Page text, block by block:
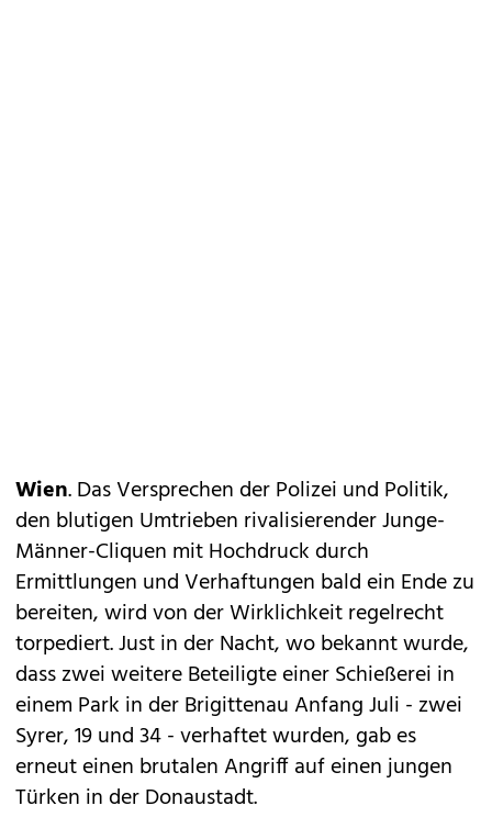
Wien. Das Versprechen der Polizei und Politik,
den blutigen Umtrieben rivalisierender Junge-
Männer-Cliquen mit Hochdruck durch
Ermittlungen und Verhaftungen bald ein Ende zu
bereiten, wird von der Wirklichkeit regelrecht
torpediert. Just in der Nacht, wo bekannt wurde,
dass zwei weitere Beteiligte einer Schießerei in
einem Park in der Brigittenau Anfang Juli - zwei
Syrer, 19 und 34 - verhaftet wurden, gab es
erneut einen brutalen Angriff auf einen jungen
Türken in der Donaustadt.